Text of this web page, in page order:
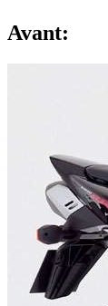
Avant: